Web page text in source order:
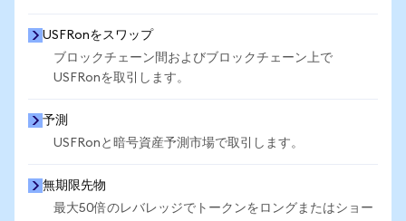
USFRonをスワップ
ブロックチェーン間およびブロックチェーン上で
USFRonを取引します。
予測
USFRonと暗号資産予測市場で取引します。
無期限先物
最大50倍のレバレッジでトークンをロングまたはショー